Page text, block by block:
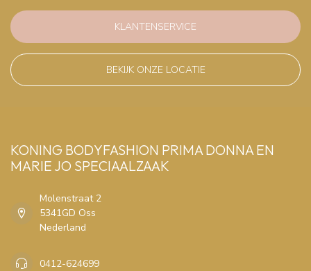
KLANTENSERVICE
BEKIJK ONZE LOCATIE
KONING BODYFASHION PRIMA DONNA EN
MARIE JO SPECIAALZAAK
Molenstraat 2
5341GD Oss
Nederland
0412-624699